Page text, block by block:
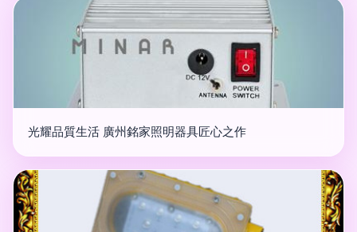
光耀品質生活 廣州銘家照明器具匠心之作